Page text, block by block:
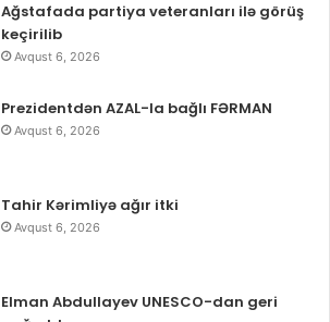
Ağstafada partiya veteranları ilə görüş
keçirilib
Avqust 6, 2026
Prezidentdən AZAL-la bağlı FƏRMAN
Avqust 6, 2026
Tahir Kərimliyə ağır itki
Avqust 6, 2026
Elman Abdullayev UNESCO-dan geri